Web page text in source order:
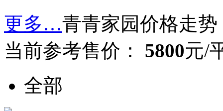
更多…青青家园价格走势
当前参考售价： 5800元/
全部